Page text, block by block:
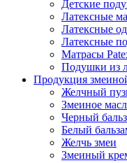
Детские
Латексные
Латексные
Латексные
Матрасы
Подушки из
Продукция
Желчный
Змеиное
Черный
Белый
Желчь змеи
Змеиный